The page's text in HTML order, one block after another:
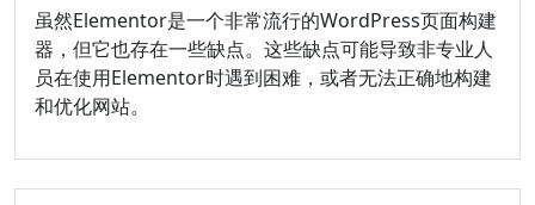
虽然Elementor是一个非常流行的WordPress页面构建
器，但它也存在一些缺点。这些缺点可能导致非专业人
员在使用Elementor时遇到困难，或者无法正确地构建
和优化网站。